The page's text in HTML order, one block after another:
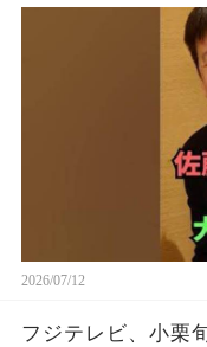
2026/07/12
フジテレビ、小栗